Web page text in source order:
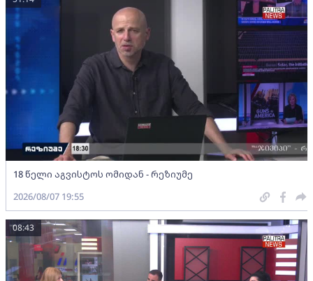
18 წელი აგვისტოს ომიდან - რეზიუმე
2026/08/07 19:55
08:43